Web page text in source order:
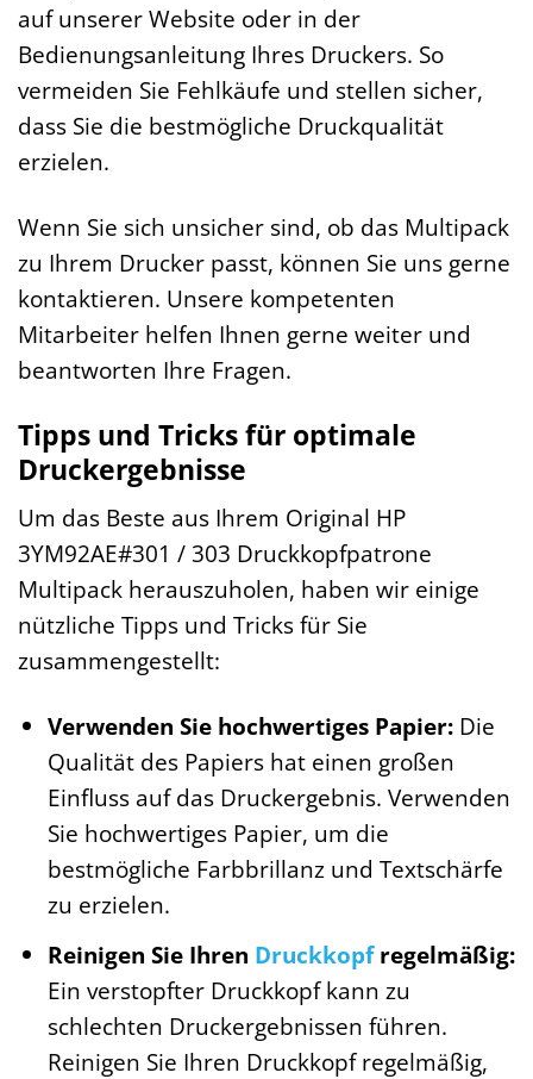
auf unserer Website oder in der
Bedienungsanleitung Ihres Druckers. So
vermeiden Sie Fehlkäufe und stellen sicher,
dass Sie die bestmögliche Druckqualität
erzielen.
Wenn Sie sich unsicher sind, ob das Multipack
zu Ihrem Drucker passt, können Sie uns gerne
kontaktieren. Unsere kompetenten
Mitarbeiter helfen Ihnen gerne weiter und
beantworten Ihre Fragen.
Tipps und Tricks für optimale
Druckergebnisse
Um das Beste aus Ihrem Original HP
3YM92AE#301 / 303 Druckkopfpatrone
Multipack herauszuholen, haben wir einige
nützliche Tipps und Tricks für Sie
zusammengestellt:
Verwenden Sie hochwertiges Papier:Die
Qualität des Papiers hat einen großen
Einfluss auf das Druckergebnis. Verwenden
Sie hochwertiges Papier, um die
bestmögliche Farbbrillanz und Textschärfe
zu erzielen.
Reinigen Sie Ihren Druckkopfregelmäßig:
Ein verstopfter Druckkopf kann zu
schlechten Druckergebnissen führen.
Reinigen Sie Ihren Druckkopf regelmäßig,